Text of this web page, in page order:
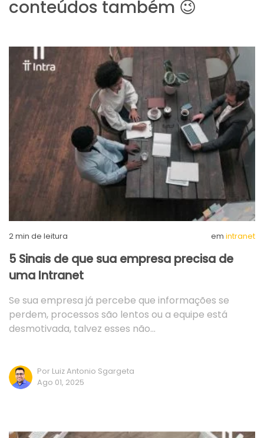
conteúdos também 😉
2min de leitura em intranet
5 Sinais de que sua empresa precisa de
uma Intranet
Se sua empresa já percebe que informações se
perdem, processos são lentos ou a equipe está
desmotivada, talvez esses não…
Por Luiz Antonio Sgargeta
Ago 01, 2025